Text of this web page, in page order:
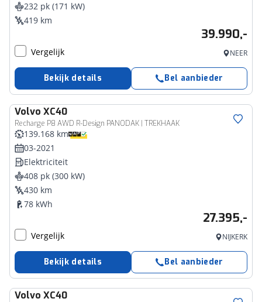
232 pk (171 kW)
419 km
39.990,-
Vergelijk NEER
Bekijk details Bel aanbieder
Volvo XC40
Recharge P8 AWD R-Design PANODAK | TREKHAAK
139.168 km
03-2021
Elektriciteit
408 pk (300 kW)
430 km
78 kWh
27.395,-
Vergelijk NIJKERK
Bekijk details Bel aanbieder
Volvo XC40